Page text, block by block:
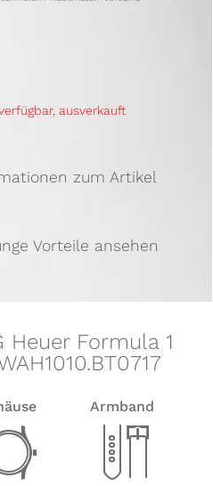
ausverkauft
zum Artikel
Vorteile ansehen
Heuer Formula 1
Armband
x